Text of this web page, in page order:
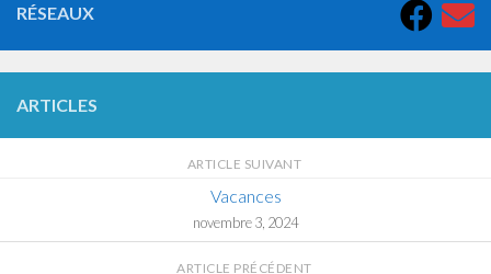
RÉSEAUX
ARTICLES
ARTICLE SUIVANT
Vacances
novembre 3, 2024
ARTICLE PRÉCÉDENT